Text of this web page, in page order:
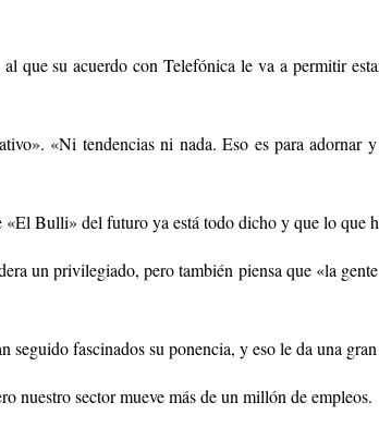
que su acuerdo con Telefónica le va a permitir
«Ni tendencias ni nada. Eso es para
Bulli» del futuro ya está todo dicho y que lo que
un privilegiado, pero también piensa que «la
seguido fascinados su ponencia, y eso le da una
nuestro sector mueve más de un millón de empleos.